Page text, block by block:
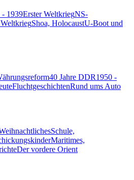
- 1939Erster WeltkriegNS-
Shoa, HolocaustU-Boot und
40 Jahre DDR1950 -
FluchtgeschichtenRund ums Auto
Schule,
Maritimes,
Der vordere Orient